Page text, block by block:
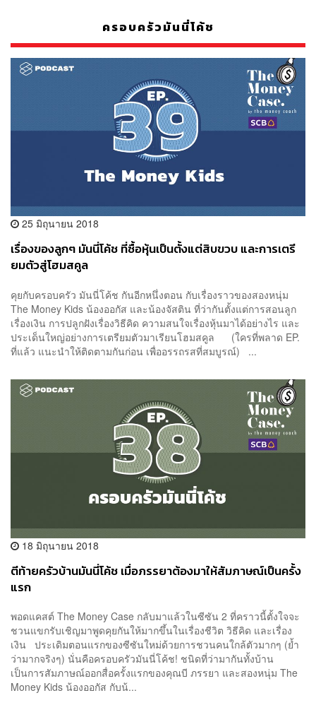
ครอบครัวมันนี่โค้ช
25 มิถุนายน 2018
เรื่องของลูกๆ มันนี่โค้ช ที่ซื้อหุ้นเป็นตั้งแต่สิบขวบ และการเตรี
ยมตัวสู่โฮมสคูล
คุยกับครอบครัว มันนี่โค้ช กันอีกหนึ่งตอน กับเรื่องราวของสองหนุ่ม
The Money Kids น้องออกัส และน้องจัสติน ที่ว่ากันตั้งแต่การสอนลูก
เรื่องเงิน การปลูกฝังเรื่องวิธีคิด ความสนใจเรื่องหุ้นมาได้อย่างไร และ
ประเด็นใหญ่อย่างการเตรียมตัวมาเรียนโฮมสคูล (ใครที่พลาด EP.
ที่แล้ว แนะนำให้ติดตามกันก่อน เพื่ออรรถรสที่สมบูรณ์) ...
18 มิถุนายน 2018
ตีท้ายครัวบ้านมันนี่โค้ช เมื่อภรรยาต้องมาให้สัมภาษณ์เป็นครั้ง
แรก
พอดแคสต์ The Money Case กลับมาแล้วในซีซัน 2 ที่คราวนี้ตั้งใจจะ
ชวนแขกรับเชิญมาพูดคุยกันให้มากขึ้นในเรื่องชีวิต วิธีคิด และเรื่อง
เงิน ประเดิมตอนแรกของซีซันใหม่ด้วยการชวนคนใกล้ตัวมากๆ (ย้ำ
ว่ามากจริงๆ) นั่นคือครอบครัวมันนี่โค้ช! ชนิดที่ว่ามากันทั้งบ้าน
เป็นการสัมภาษณ์ออกสื่อครั้งแรกของคุณบี ภรรยา และสองหนุ่ม The
Money Kids น้องออกัส กับน้...